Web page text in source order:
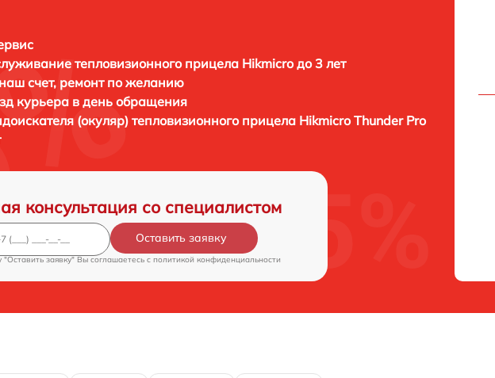
тепловизионного прицела Hikmicro до 3 лет
счет, ремонт по желанию
курьера в день обращения
(окуляр) тепловизионного прицела Hikmicro Thunder Pro
консультация со специалистом
Оставить заявку
заявку" Вы соглашаетесь c политикой конфиденциальности